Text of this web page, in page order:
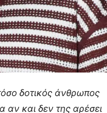
δοτικός άνθρωπος
αν και δεν της αρέσει